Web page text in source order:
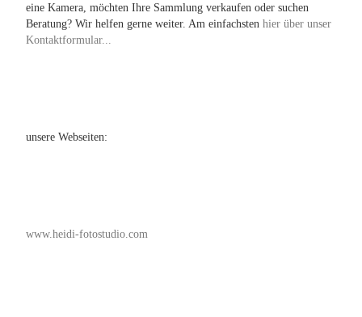
eine Kamera, möchten Ihre Sammlung verkaufen oder suchen
Beratung? Wir helfen gerne weiter. Am einfachsten hier über unser
Kontaktformular...
unsere Webseiten:
www.heidi-fotostudio.com